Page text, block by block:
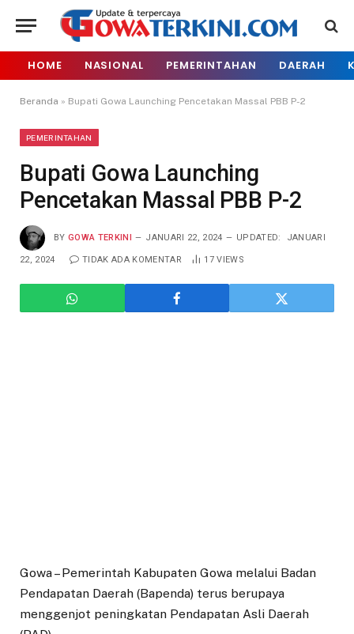
HOME NASIONAL PEMERINTAHAN DAERAH
Beranda » Bupati Gowa Launching Pencetakan Massal PBB P-2
PEMERINTAHAN
Bupati Gowa Launching
Pencetakan Massal PBB P-2
BY GOWA TERKINI JANUARI 22, 2024 UPDATED: JANUARI
22, 2024 TIDAK ADA KOMENTAR 17VIEWS
Gowa – Pemerintah Kabupaten Gowa melalui Badan
Pendapatan Daerah (Bapenda) terus berupaya
menggenjot peningkatan Pendapatan Asli Daerah